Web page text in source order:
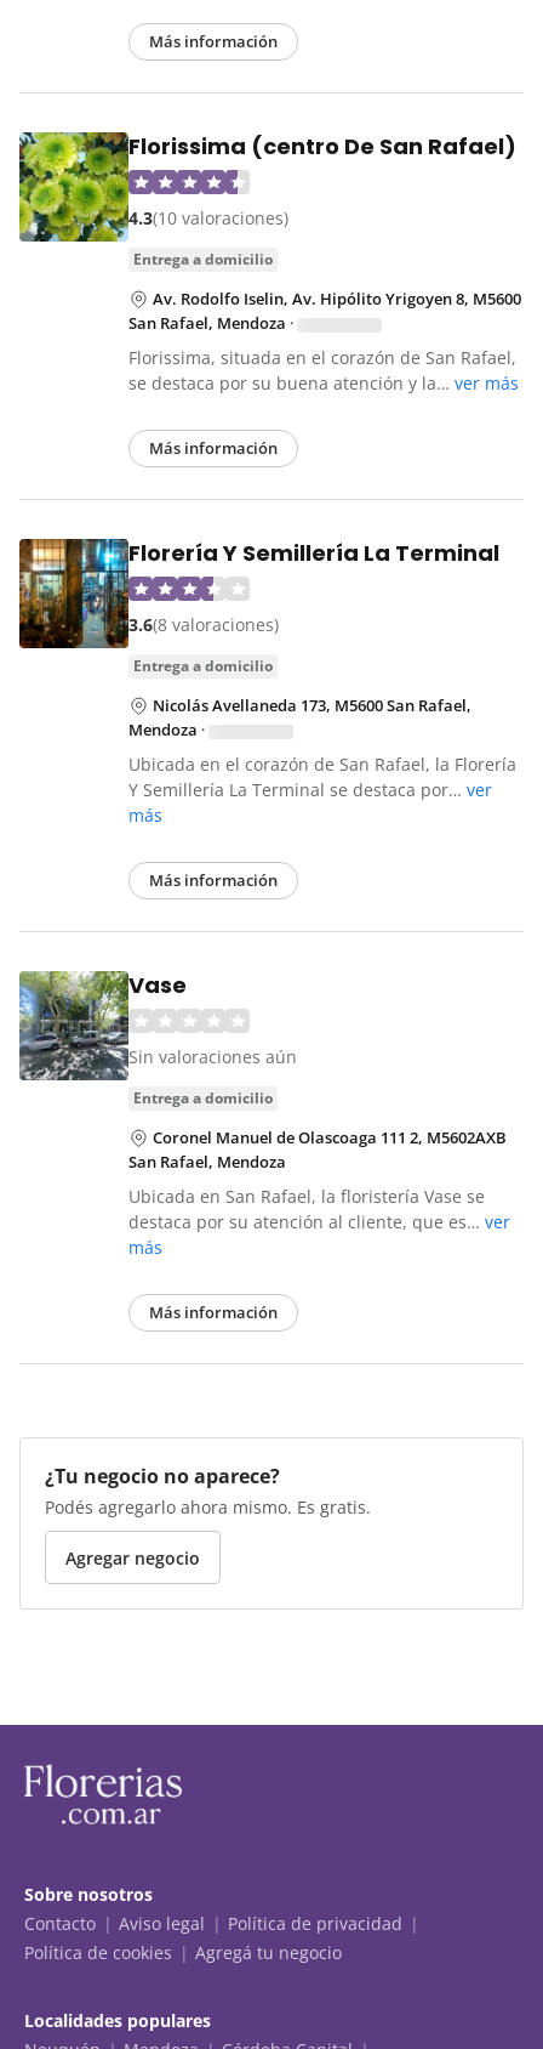
Más información
Florissima (centro De San Rafael)
4.3(10 valoraciones)
entrega a domicilio
Av. Rodolfo Iselin, Av. Hipólito Yrigoyen 8, M5600
San Rafael, Mendoza ·
Florissima, situada en el corazón de San Rafael,
se destaca por su buena atención y la… ver más
Más información
Florería Y Semillería La Terminal
3.6(8 valoraciones)
entrega a domicilio
Nicolás Avellaneda 173, M5600 San Rafael,
Mendoza ·
Ubicada en el corazón de San Rafael, la Florería
Y Semillería La Terminal se destaca por… ver
más
Más información
Vase
Sin valoraciones aún
entrega a domicilio
Coronel Manuel de Olascoaga 111 2, M5602AXB
San Rafael, Mendoza
Ubicada en San Rafael, la floristería Vase se
destaca por su atención al cliente, que es… ver
más
Más información
¿Tu negocio no aparece?
Podés agregarlo ahora mismo. Es gratis.
Agregar negocio
Sobre nosotros
Contacto
Aviso legal
Política de privacidad
Política de cookies
Agregá tu negocio
Localidades populares